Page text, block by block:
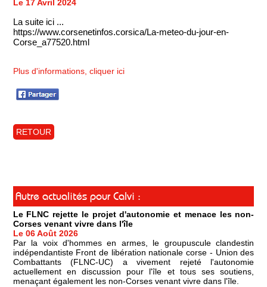
Le 17 Avril 2024
La suite ici ...
https://www.corsenetinfos.corsica/La-meteo-du-jour-en-
Corse_a77520.html
Plus d'informations, cliquer ici
RETOUR
Autre actualités pour Calvi :
Le FLNC rejette le projet d'autonomie et menace les non-
Corses venant vivre dans l'île
Le 06 Août 2026
Par la voix d'hommes en armes, le groupuscule clandestin
indépendantiste Front de libération nationale corse - Union des
Combattants (FLNC-UC) a vivement rejeté l'autonomie
actuellement en discussion pour l'île et tous ses soutiens,
menaçant également les non-Corses venant vivre dans l'île.